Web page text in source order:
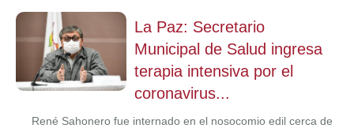
La Paz: Secretario
Municipal de Salud ingresa
terapia intensiva por el
coronavirus...
René Sahonero fue internado en el nosocomio edil cerca de